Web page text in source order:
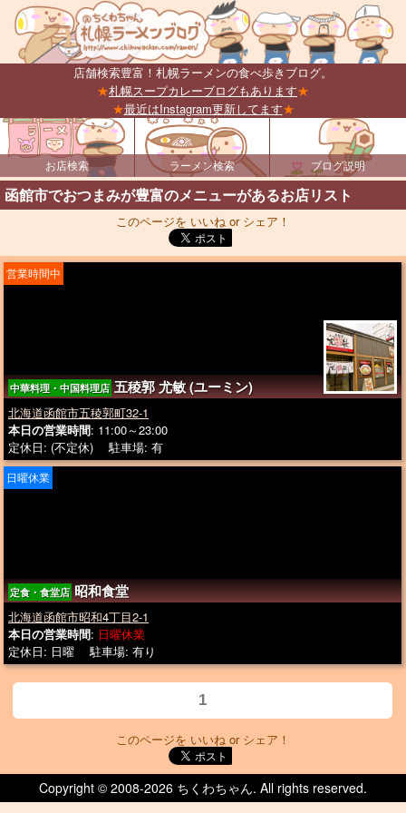
店舗検索豊富！札幌ラーメンの食べ歩きブログ。
★札幌スープカレーブログもあります★
★最近はInstagram更新してます★
お店検索 ラーメン検索 ブログ説明
函館市でおつまみが豊富のメニューがあるお店リスト
このページを いいね or シェア！
中華料理・中国料理店 五稜郭 尤敏 (ユーミン)
営業時間中
北海道函館市五稜郭町32-1
本日の営業時間: 11:00～23:00
定休日: (不定休) 駐車場: 有
定食・食堂店 昭和食堂
日曜休業
北海道函館市昭和4丁目2-1
本日の営業時間: 日曜休業
定休日: 日曜 駐車場: 有り
1
このページを いいね or シェア！
Copyright © 2008-2026 ちくわちゃん. All rights reserved.